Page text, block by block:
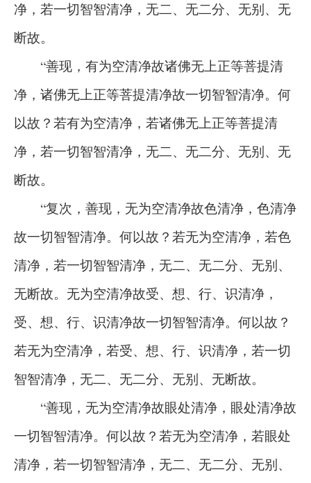
净，若一切智智清净，无二、无二分、无别、无
断故。
“善现，有为空清净故诸佛无上正等菩提清
净，诸佛无上正等菩提清净故一切智智清净。何
以故？若有为空清净，若诸佛无上正等菩提清
净，若一切智智清净，无二、无二分、无别、无
断故。
“复次，善现，无为空清净故色清净，色清净
故一切智智清净。何以故？若无为空清净，若色
清净，若一切智智清净，无二、无二分、无别、
无断故。无为空清净故受、想、行、识清净，
受、想、行、识清净故一切智智清净。何以故？
若无为空清净，若受、想、行、识清净，若一切
智智清净，无二、无二分、无别、无断故。
“善现，无为空清净故眼处清净，眼处清净故
一切智智清净。何以故？若无为空清净，若眼处
清净，若一切智智清净，无二、无二分、无别、